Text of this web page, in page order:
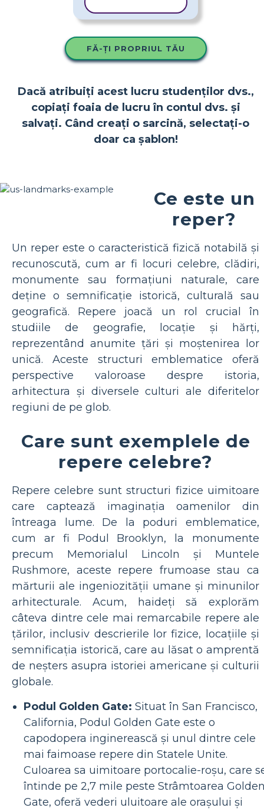
FĂ-ȚI PROPRIUL TĂU
Dacă atribuiți acest lucru studenților dvs.,
copiați foaia de lucru în contul dvs. și
salvați. Când creați o sarcină, selectați-o
doar ca șablon!
Ce este un
reper?
Un reper este o caracteristică fizică notabilă și
recunoscută, cum ar fi locuri celebre, clădiri,
monumente sau formațiuni naturale, care
deține o semnificație istorică, culturală sau
geografică. Repere joacă un rol crucial în
studiile de geografie, locație și hărți,
reprezentând anumite țări și moștenirea lor
unică. Aceste structuri emblematice oferă
perspective valoroase despre istoria,
arhitectura și diversele culturi ale diferitelor
regiuni de pe glob.
Care sunt exemplele de
repere celebre?
Repere celebre sunt structuri fizice uimitoare
care captează imaginația oamenilor din
întreaga lume. De la poduri emblematice,
cum ar fi Podul Brooklyn, la monumente
precum Memorialul Lincoln și Muntele
Rushmore, aceste repere frumoase stau ca
mărturii ale ingeniozității umane și minunilor
arhitecturale. Acum, haideți să explorăm
câteva dintre cele mai remarcabile repere ale
țărilor, inclusiv descrierile lor fizice, locațiile și
semnificația istorică, care au lăsat o amprentă
de neșters asupra istoriei americane și culturii
globale.
Podul Golden Gate: Situat în San Francisco,
California, Podul Golden Gate este o
capodopera inginerească și unul dintre cele
mai faimoase repere din Statele Unite.
Culoarea sa uimitoare portocalie-roșu, care
întinde pe 2,7 mile peste Strâmtoarea
Gate, oferă vederi uluitoare ale orașului și